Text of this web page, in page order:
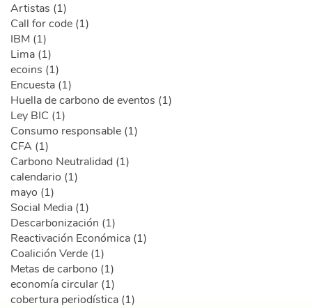
Artistas (1)
Call for code (1)
IBM (1)
Lima (1)
ecoins (1)
Encuesta (1)
Huella de carbono de eventos (1)
Ley BIC (1)
Consumo responsable (1)
CFA (1)
Carbono Neutralidad (1)
calendario (1)
mayo (1)
Social Media (1)
Descarbonización (1)
Reactivación Económica (1)
Coalición Verde (1)
Metas de carbono (1)
economía circular (1)
cobertura periodística (1)